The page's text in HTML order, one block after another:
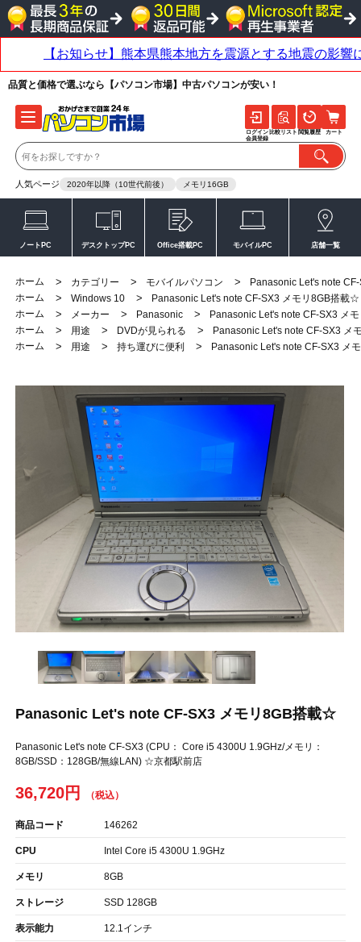
品質と価格で選ぶなら【パソコン市場】中古パソコンが安い！
人気ページ 2020年以降（10世代前後） メモリ16GB
ログイン
会員登録
比較リスト 閲覧履歴 カート
ノートPC デスクトップPC Office搭載PC モバイルPC 店舗一覧
ホーム > カテゴリー > モバイルパソコン >
Panasonic Let's note
ホーム
> Windows 10 >
Panasonic Let's note CF-SX3 メモリ8GB搭載☆
ホーム
> メーカー > Panasonic >
Panasonic Let's note CF-SX3 メ
ホーム
> 用途 > DVDが見られる >
Panasonic Let's note CF-SX3 メ
ホーム
> 用途 > 持ち運びに便利 > Panasonic Let's note CF-SX3 メ
Panasonic Let's note CF-SX3 メモリ8GB搭載☆
Panasonic Let's note CF-SX3 (CPU： Core i5 4300U 1.9GHz/メモリ：
8GB/SSD：128GB/無線LAN) ☆京都駅前店
36,720円
商品コード 146262
CPU Intel Core i5 4300U 1.9GHz
メモリ 8GB
ストレージ SSD 128GB
表示能力 12.1インチ